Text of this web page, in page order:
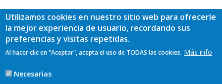
Utilizamos cookies en nuestro sitio web para ofrecerle
la mejor experiencia de usuario, recordando sus
preferencias y visitas repetidas.
Al hacer clic en "Aceptar", acepta el uso de TODAS las cookies. Más info
Necesarias